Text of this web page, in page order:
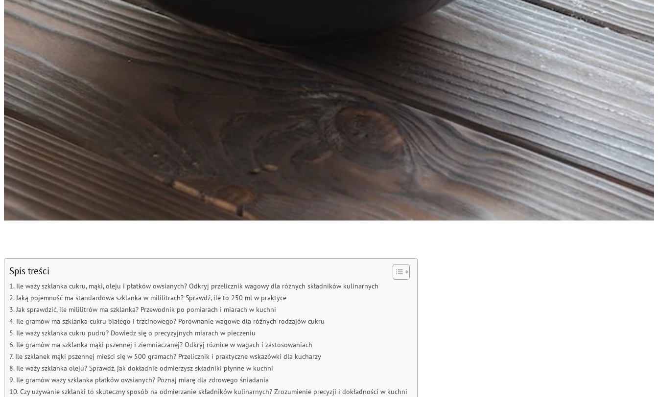
Spis treści
Ile waży szklanka cukru, mąki, oleju i płatków owsianych? Odkryj przelicznik wagowy dla różnych składników kulinarnych
Jaką pojemność ma standardowa szklanka w mililitrach? Sprawdź, ile to 250 ml w praktyce
Jak sprawdzić, ile mililitrów ma szklanka? Przewodnik po pomiarach i miarach w kuchni
Ile gramów ma szklanka cukru białego i trzcinowego? Porównanie wagowe dla różnych rodzajów cukru
Ile waży szklanka cukru pudru? Dowiedz się o precyzyjnych miarach w pieczeniu
Ile gramów ma szklanka mąki pszennej i ziemniaczanej? Odkryj różnice w wagach i zastosowaniach
Ile szklanek mąki pszennej mieści się w 500 gramach? Przelicznik i praktyczne wskazówki dla kucharzy
Ile waży szklanka oleju? Sprawdź, jak dokładnie odmierzysz składniki płynne w kuchni
Ile gramów waży szklanka płatków owsianych? Poznaj miarę dla zdrowego śniadania
Czy używanie szklanki to skuteczny sposób na odmierzanie składników kulinarnych? Zrozumienie precyzji i dokładności w kuchni